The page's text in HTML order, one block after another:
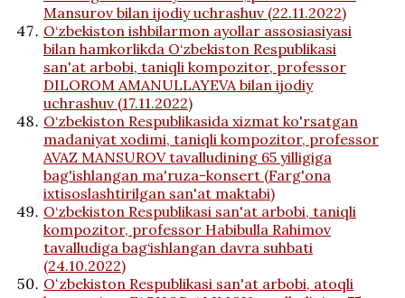
Mansurov bilan ijodiy uchrashuv (22.11.2022)
O‘zbekiston ishbilarmon ayollar assosiasiyasi
bilan hamkorlikda O‘zbekiston Respublikasi
san'at arbobi, taniqli kompozitor, professor
DILOROM AMANULLAYEVA bilan ijodiy
uchrashuv (17.11.2022)
O‘zbekiston Respublikasida xizmat ko'rsatgan
madaniyat xodimi, taniqli kompozitor, professor
AVAZ MANSUROV tavalludining 65 yilligiga
bag'ishlangan ma'ruza-konsert (Farg'ona
ixtisoslashtirilgan san'at maktabi)
O‘zbekiston Respublikasi san'at arbobi, taniqli
kompozitor, professor Habibulla Rahimov
tavalludiga bag‘ishlangan davra suhbati
(24.10.2022)
Oʻzbekiston Respublikasi san'at arbobi, atoqli